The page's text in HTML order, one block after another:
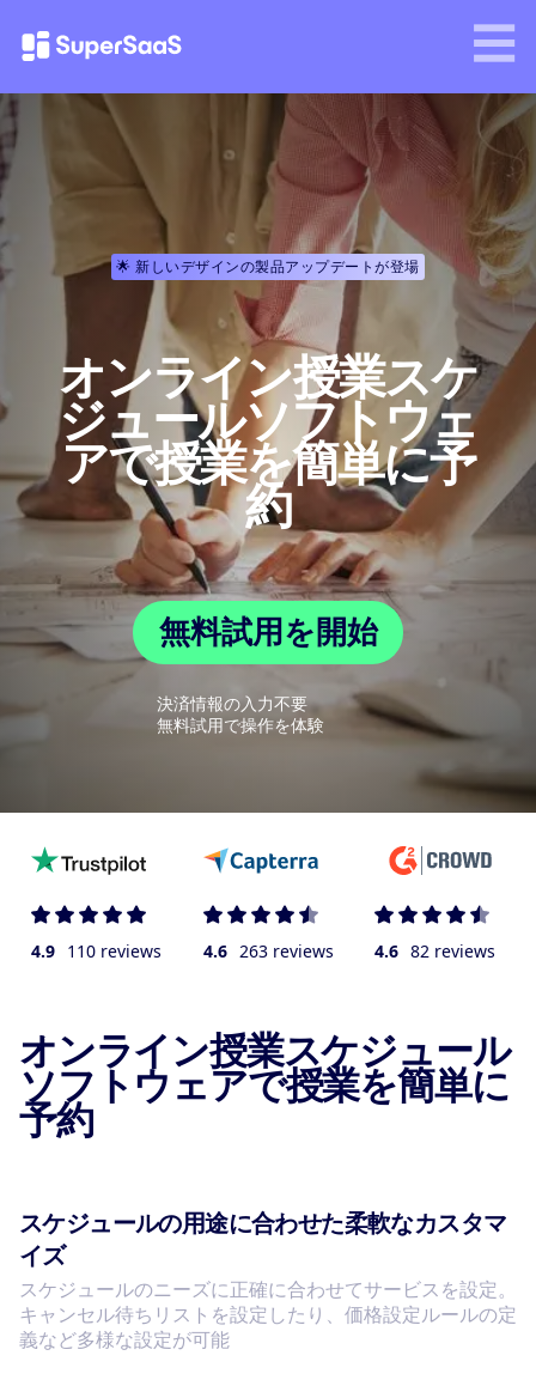
🌟 新しいデザインの製品アップデートが登場
オンライン授業スケ
ジュールソフトウェ
アで授業を簡単に予
約
無料試用を開始
決済情報の入力不要
無料試用で操作を体験
4.9 110 reviews 4.6 263 reviews 4.6 82 reviews
オンライン授業スケジュール
ソフトウェアで授業を簡単に
予約
スケジュールの用途に合わせた柔軟なカスタマ
イズ
スケジュールのニーズに正確に合わせてサービスを設定。
キャンセル待ちリストを設定したり、価格設定ルールの定
義など多様な設定が可能